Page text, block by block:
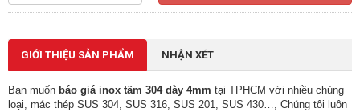
GIỚI THIỆU SẢN PHẨM NHẬN XÉT
Bạn muốn báo giá inox tấm 304dày 4mm tại TPHCM với nhiều chủng
loại, mác thép SUS 304, SUS 316, SUS 201, SUS 430…, Chúng tôi luôn